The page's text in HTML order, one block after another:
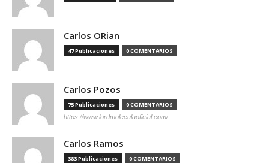
Carlos ORian
47 Publicaciones 0 COMENTARIOS
Carlos Pozos
75 Publicaciones 0 COMENTARIOS
https://www.lordmoleculaoficial.com/
Carlos Ramos
383 Publicaciones 0 COMENTARIOS